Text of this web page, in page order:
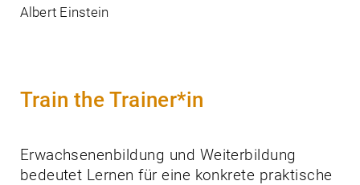
Albert Einstein
Train the Trainer*in
Erwachsenenbildung und Weiterbildung
bedeutet Lernen für eine konkrete praktische